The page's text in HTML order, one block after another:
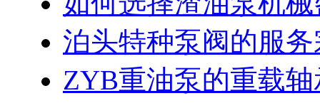
泊头特种泵阀的服
ZYB重油泵的重载